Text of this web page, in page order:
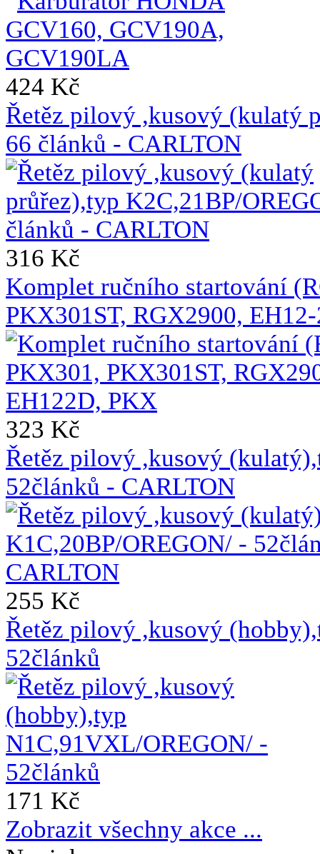
424 Kč
Řetěz pilový ,kusový (kulatý
66 článků - CARLTON
316 Kč
Komplet ručního startování
PKX301ST, RGX2900,
323 Kč
Řetěz pilový ,kusový
52článků - CARLTON
255 Kč
Řetěz pilový ,kusový
52článků
171 Kč
Zobrazit všechny akce ...